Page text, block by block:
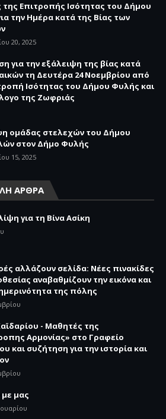
της Επιτροπής Ισότητας του Δήμου
την Ημέρα κατά της Βίας των
20, 2025
για την εξάλειψη της βίας κατά
τη Δευτέρα 24 Νοεμβρίου από
Ισότητας του Δήμου Φυλής και
της Ζωφριάς
ομάδας στελεχών του Δήμου
στον Δήμο Φυλής
15, 2025
ΑΡΘΡΑ
για τη Βίνα Ασίκη
αλλάζουν σελίδα: Νέες πινακίδες
αναβαθμίζουν την εικόνα και
της πόλης
- Μαθητές της
Αρμονίας» στο Γραφείο
και συζήτηση για την ιστορία και
με μας